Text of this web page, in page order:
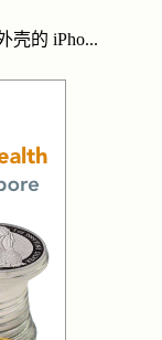
壳的 iPho...